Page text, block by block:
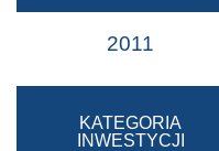
2011
KATEGORIA
INWESTYCJI